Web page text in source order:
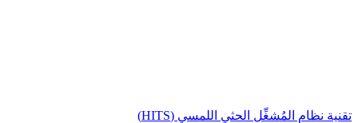
تقنية نظام المُشغِّل الحثي اللمسي (HITS)